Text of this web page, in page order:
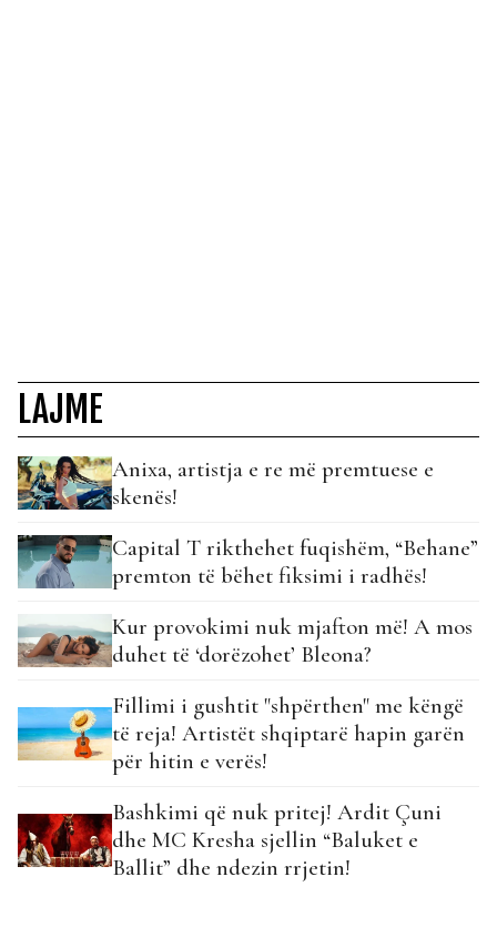
LAJME
Anixa, artistja e re më premtuese e
skenës!
Capital T rikthehet fuqishëm, “Behane”
premton të bëhet fiksimi i radhës!
Kur provokimi nuk mjafton më! A mos
duhet të ‘dorëzohet’ Bleona?
Fillimi i gushtit "shpërthen" me këngë
të reja! Artistët shqiptarë hapin garën
për hitin e verës!
Bashkimi që nuk pritej! Ardit Çuni
dhe MC Kresha sjellin “Baluket e
Ballit” dhe ndezin rrjetin!